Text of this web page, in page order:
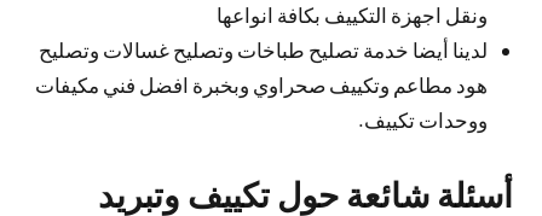
ونقل اجهزة التكييف بكافة انواعها
لدينا أيضا خدمة تصليح طباخات وتصليح غسالات وتصليح
هود مطاعم وتكييف صحراوي وبخبرة افضل فني مكيفات
ووحدات تكييف.
أسئلة شائعة حول تكييف وتبريد